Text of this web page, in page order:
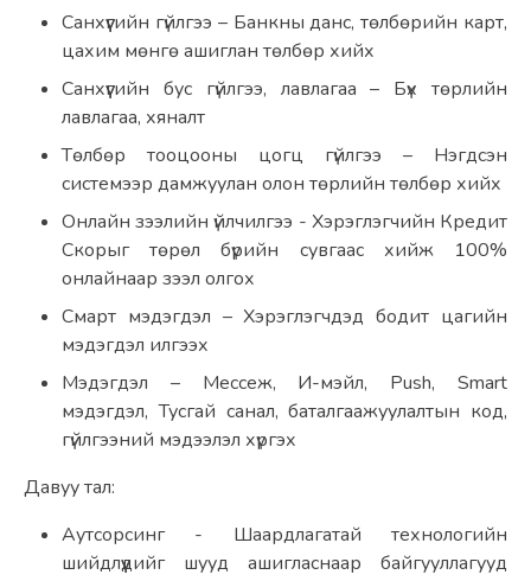
Санхүүгийн гүйлгээ – Банкны данс, төлбөрийн карт,
цахим мөнгө ашиглан төлбөр хийх
Санхүүгийн бус гүйлгээ, лавлагаа – Бүх төрлийн
лавлагаа, хяналт
Төлбөр тооцооны цогц гүйлгээ – Нэгдсэн
системээр дамжуулан олон төрлийн төлбөр хийх
Онлайн зээлийн үйлчилгээ - Хэрэглэгчийн Кредит
Скорыг төрөл бүрийн сувгаас хийж 100%
онлайнаар зээл олгох
Смарт мэдэгдэл – Хэрэглэгчдэд бодит цагийн
мэдэгдэл илгээх
Мэдэгдэл – Мессеж, И-мэйл, Push, Smart
мэдэгдэл, Тусгай санал, баталгаажуулалтын код,
гүйлгээний мэдээлэл хүргэх
Давуу тал:
Аутсорсинг - Шаардлагатай технологийн
шийдлүүдийг шууд ашигласнаар байгууллагууд